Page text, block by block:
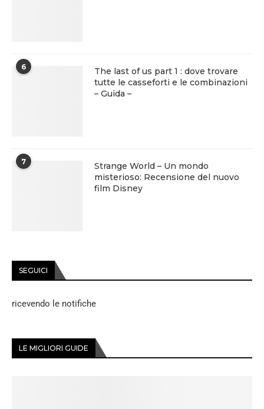
6
The last of us part 1 : dove trovare
tutte le casseforti e le combinazioni
– Guida –
7
Strange World – Un mondo
misterioso: Recensione del nuovo
film Disney
SEGUICI
ricevendo le notifiche
LE MIGLIORI GUIDE